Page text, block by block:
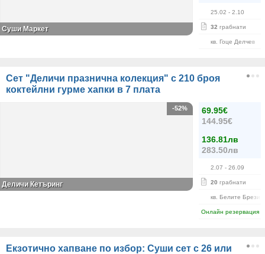
25.02 - 2.10
32 грабнати
кв. Гоце Делчев
Суши Маркет
Сет "Деличи празнична колекция" с 210 броя
коктейлни гурме хапки в 7 плата
69.95€
144.95€
136.81лв
283.50лв
2.07 - 26.09
20 грабнати
кв. Белите Брези
Онлайн резервация
-52%
Деличи Кетъринг
Екзотично хапване по избор: Суши сет с 26 или